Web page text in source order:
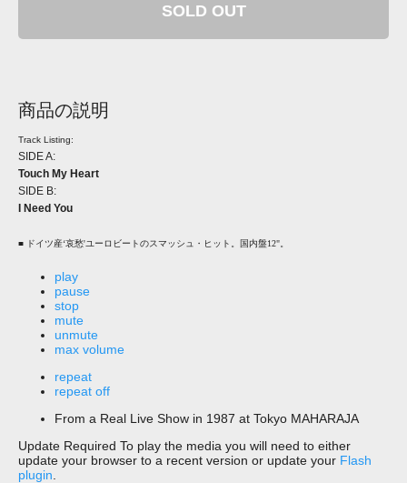
SOLD OUT
商品の説明
Track Listing:
SIDE A:
Touch My Heart
SIDE B:
I Need You
■ ドイツ産‘哀愁'ユーロビートのスマッシュ・ヒット。国内盤12"。
play
pause
stop
mute
unmute
max volume
repeat
repeat off
From a Real Live Show in 1987 at Tokyo MAHARAJA
Update Required To play the media you will need to either
update your browser to a recent version or update your Flash
plugin